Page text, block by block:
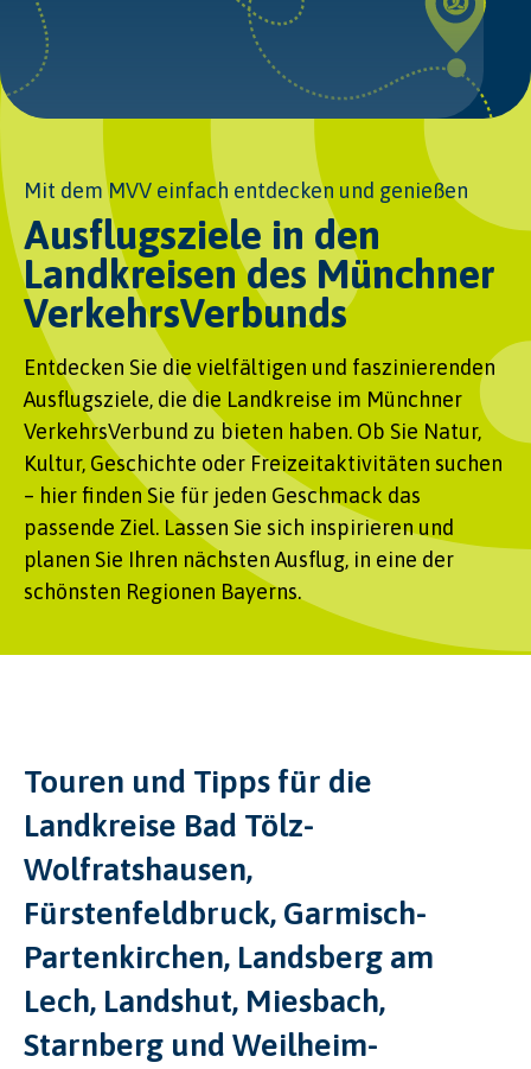
Mit dem MVV einfach entdecken und genießen
Ausflugsziele in den
Landkreisen des Münchner
VerkehrsVerbunds
Entdecken Sie die vielfältigen und faszinierenden
Ausflugsziele, die die Landkreise im Münchner
VerkehrsVerbund zu bieten haben. Ob Sie Natur,
Kultur, Geschichte oder Freizeitaktivitäten suchen
– hier finden Sie für jeden Geschmack das
passende Ziel. Lassen Sie sich inspirieren und
planen Sie Ihren nächsten Ausflug, in eine der
schönsten Regionen Bayerns.
Touren und Tipps für die
Landkreise Bad Tölz-
Wolfratshausen,
Fürstenfeldbruck, Garmisch-
Partenkirchen, Landsberg am
Lech, Landshut, Miesbach,
Starnberg und Weilheim-